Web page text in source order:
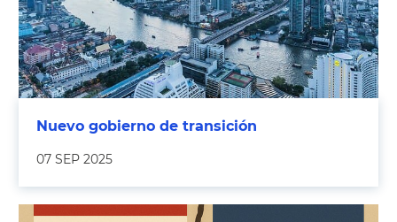
Nuevo gobierno de transición
07 SEP 2025